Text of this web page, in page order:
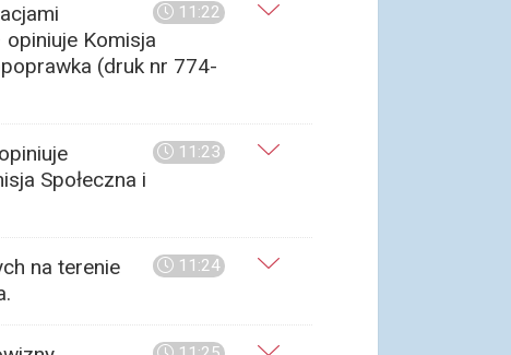
11:22
Komisja
(druk nr 774-
11:23
Społeczna i
11:24
na terenie